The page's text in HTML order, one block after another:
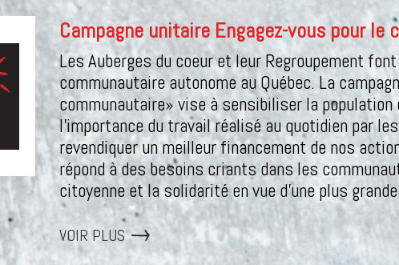
Campagne unitaire Engagez-vous pour le
Les Auberges du coeur et leur Regroupement
communautaire autonome au Québec. La
communautaire» vise à sensibiliser la population
l'importance du travail réalisé au quotidien par
revendiquer un meilleur financement de nos
répond à des besoins criants dans les
citoyenne et la solidarité en vue d'une plus
VOIR PLUS